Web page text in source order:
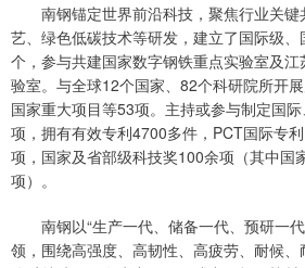
南钢锚定世界前沿科技，聚焦行业关键
艺、绿色低碳技术等研发，建立了国际级
个，参与共建国家数字钢铁重点实验室及
验室。与全球12个国家、82个科研院所开
国家重大项目等53项。主持或参与制定国
项，拥有有效专利4700多件，PCT国际专
项，国家及省部级科技奖100余项（其中国
项）。
南钢以“生产一代、储备一代、预研一代
领，围绕高强度、高韧性、高疲劳、耐候